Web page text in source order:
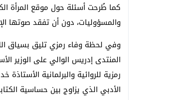
كما طُرحت أسئلة حول موقع المرأة
والمسؤوليات، دون أن تفقد صوتها
وفي لحظة وفاء رمزي تليق بسياق
المنتدى إدريس الوالي على الوزير
رمزية للروائية والبرلمانية
الأدبي الذي يزاوج بين حساسية